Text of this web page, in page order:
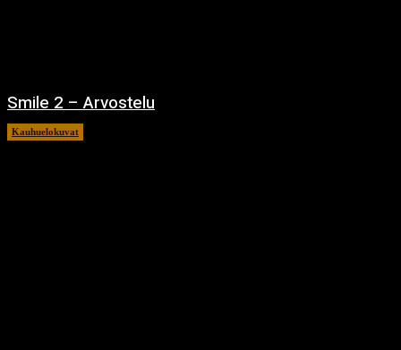
Smile 2 – Arvostelu
Kauhuelokuvat